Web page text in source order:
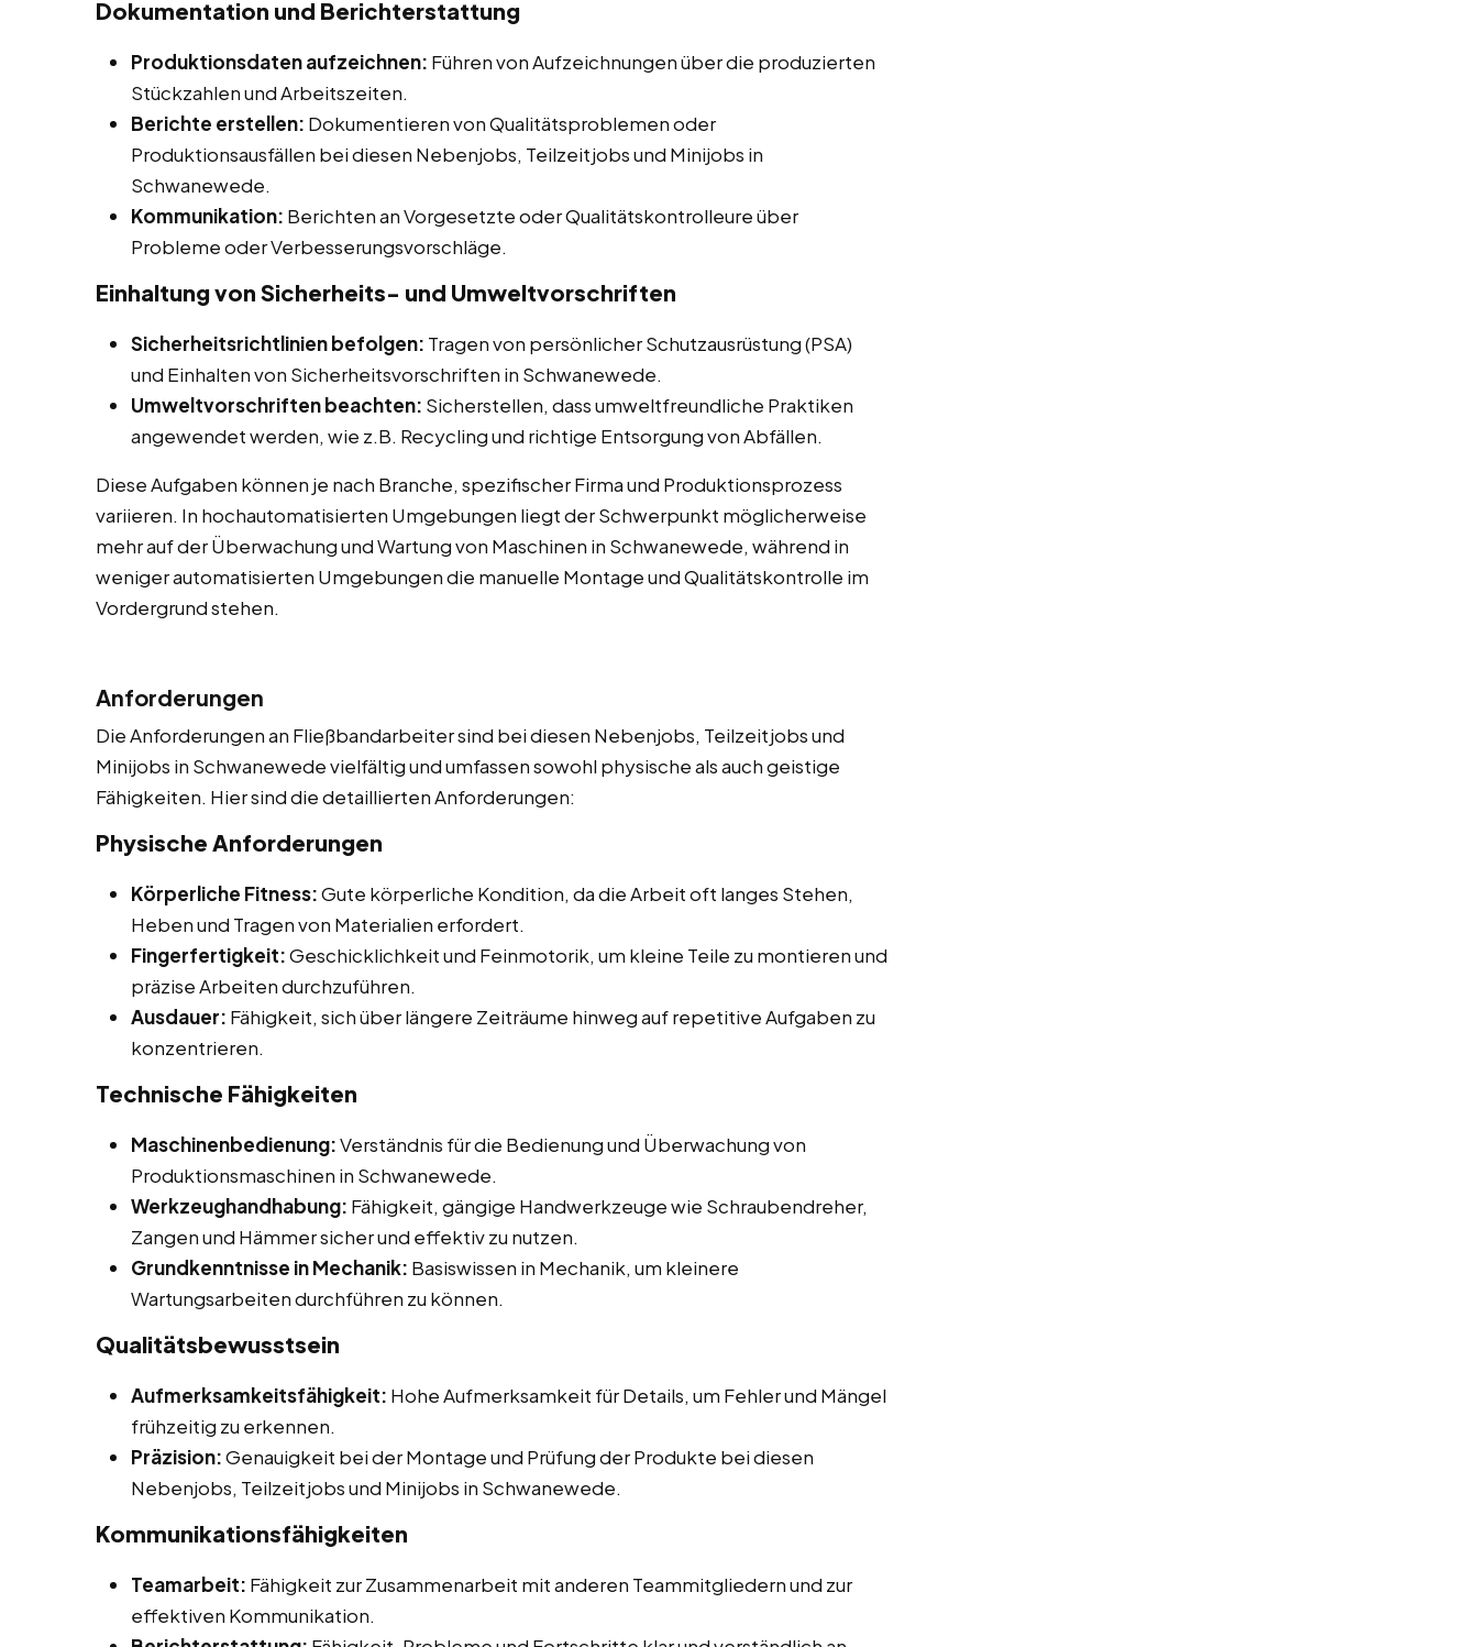
Dokumentation und Berichterstattung
Produktionsdaten aufzeichnen: Führen von Aufzeichnungen über die produzierten
Stückzahlen und Arbeitszeiten.
Berichte erstellen: Dokumentieren von Qualitätsproblemen oder
Produktionsausfällen bei diesen Nebenjobs, Teilzeitjobs und Minijobs in
Schwanewede.
Kommunikation: Berichten an Vorgesetzte oder Qualitätskontrolleure über
Probleme oder Verbesserungsvorschläge.
Einhaltung von Sicherheits- und Umweltvorschriften
Sicherheitsrichtlinien befolgen: Tragen von persönlicher Schutzausrüstung (PSA)
und Einhalten von Sicherheitsvorschriften in Schwanewede.
Umweltvorschriften beachten: Sicherstellen, dass umweltfreundliche Praktiken
angewendet werden, wie z.B. Recycling und richtige Entsorgung von Abfällen.
Diese Aufgaben können je nach Branche, spezifischer Firma und Produktionsprozess
variieren. In hochautomatisierten Umgebungen liegt der Schwerpunkt möglicherweise
mehr auf der Überwachung und Wartung von Maschinen in Schwanewede, während in
weniger automatisierten Umgebungen die manuelle Montage und Qualitätskontrolle im
Vordergrund stehen.
Anforderungen
Die Anforderungen an Fließbandarbeiter sind bei diesen Nebenjobs, Teilzeitjobs und
Minijobs in Schwanewede vielfältig und umfassen sowohl physische als auch geistige
Fähigkeiten. Hier sind die detaillierten Anforderungen:
Physische Anforderungen
Körperliche Fitness:Gute körperliche Kondition, da die Arbeit oft langes Stehen,
Heben und Tragen von Materialien erfordert.
Fingerfertigkeit:Geschicklichkeit und Feinmotorik, um kleine Teile zu montieren und
präzise Arbeiten durchzuführen.
Ausdauer: Fähigkeit, sich über längere Zeiträume hinweg auf repetitive Aufgaben zu
konzentrieren.
Technische Fähigkeiten
Maschinenbedienung:Verständnis für die Bedienung und Überwachung von
Produktionsmaschinen in Schwanewede.
Werkzeughandhabung: Fähigkeit, gängige Handwerkzeuge wie Schraubendreher,
Zangen und Hämmer sicher und effektiv zu nutzen.
Grundkenntnisse in Mechanik: Basiswissen in Mechanik, um kleinere
Wartungsarbeiten durchführen zu können.
Qualitätsbewusstsein
Aufmerksamkeitsfähigkeit: Hohe Aufmerksamkeit für Details, um Fehler und Mängel
frühzeitig zu erkennen.
Präzision:Genauigkeit bei der Montage und Prüfung der Produkte bei diesen
Nebenjobs, Teilzeitjobs und Minijobs in Schwanewede.
Kommunikationsfähigkeiten
Teamarbeit: Fähigkeit zur Zusammenarbeit mit anderen Teammitgliedern und zur
effektiven Kommunikation.